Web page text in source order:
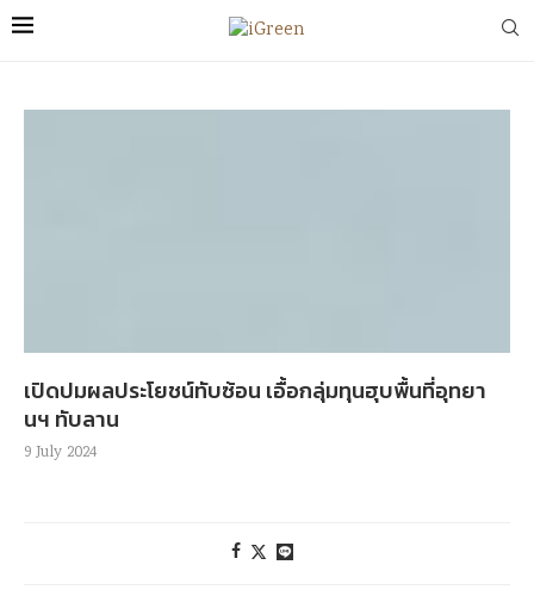
เปิดปมผลประโยชน์ทับซ้อน เอื้อกลุ่มทุนฮุบพื้นที่อุทยา
นฯ ทับลาน
9 July 2024